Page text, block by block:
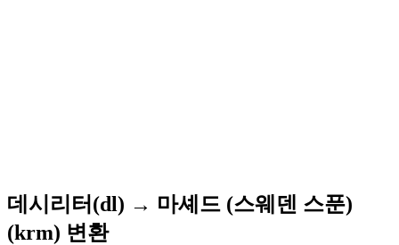
데시리터(dl) → 마셰드 (스웨덴 스푼)
(krm) 변환